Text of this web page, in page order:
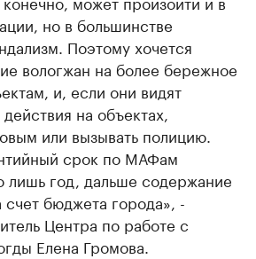
но в большинстве
Поэтому хочется
вологжан на более бережное
и, если они видят
на объектах,
или вызывать полицию.
срок по МАФам
лишь год, дальше содержание
счет бюджета города», -
Центра по работе с
Елена Громова.